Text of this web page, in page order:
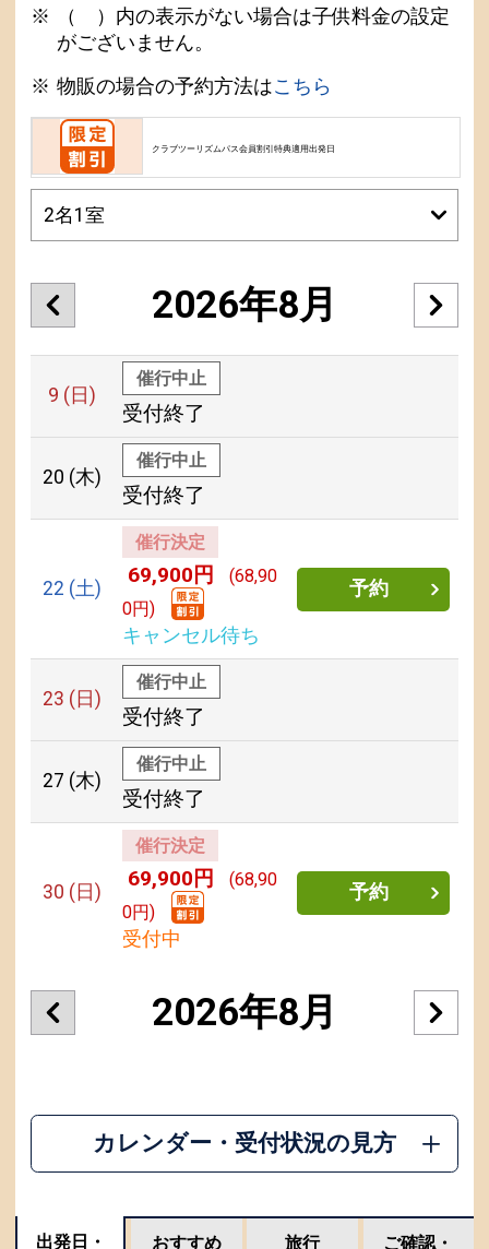
（ ）内の表示がない場合は子供料金の設定
がございません。
物販の場合の予約方法はこちら
クラブツーリズムパス会員割引特典適用出発日
2026年8月
9 (日)
催行中止
受付終了
20 (木)
催行中止
受付終了
22 (土)
催行決定
69,900円
(68,90
0円)
キャンセル待ち
予約
23 (日)
催行中止
受付終了
27 (木)
催行中止
受付終了
30 (日)
催行決定
69,900円
(68,90
0円)
受付中
予約
2026年8月
カレンダー・受付状況の見方
出発日・
おすすめ
旅行
ご確認・